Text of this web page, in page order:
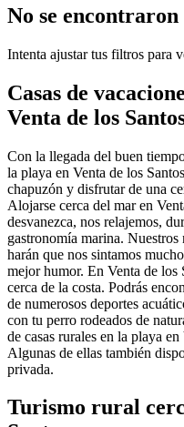
No se
Intenta ajustar tus filtros para
Casas de
Venta de los
Con la llegada del buen
la playa en Venta de los
chapuzón y disfrutar de una
Alojarse cerca del mar en
desvanezca, nos relajemos,
gastronomía marina.
harán que nos sintamos
mejor humor. En Venta de los
cerca de la costa. Podrás
de numerosos deportes
con tu perro rodeados de
de casas rurales en la playa
Algunas de ellas también
privada.
Turismo rural